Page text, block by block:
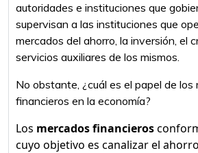
autoridades e instituciones que
supervisan a las instituciones que
mercados del ahorro, la inversión, el
servicios auxiliares de los mismos.
No obstante, ¿cuál es el papel de los
financieros en la economía?
Los mercados financieros
cuyo objetivo es canalizar el